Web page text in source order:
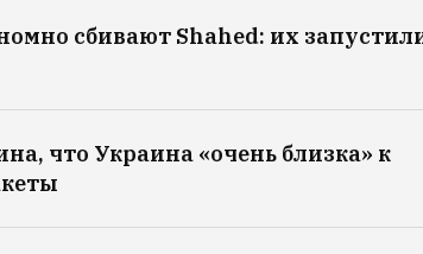
сбивают Shahed: их
что Украина «очень близка» к